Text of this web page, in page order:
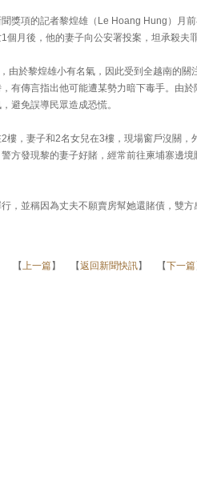
獎項的記者黎煌雄（Le Hoang Hung）月
月後，他的妻子向公安署投案，坦承殺夫罪
由於黎煌雄小有名氣，因此受到全越南的
有傳言指出他可能遭某勢力暗下毒手。由
避免誤導民眾造成恐慌。
樓，妻子和2名女兒在3樓，現場窗戶沒關，
方發現黎的妻子好賭，經常前往柬埔寨邊
，並稱因為丈夫不願賣房幫她還賭債，雙
【上一篇】 【返回新聞快訊】 【下一篇